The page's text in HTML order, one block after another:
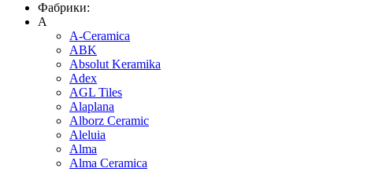
Фабрики:
A
A-Ceramica
ABK
Absolut Keramika
Adex
AGL Tiles
Alaplana
Alborz Ceramic
Aleluia
Alma
Alma Ceramica